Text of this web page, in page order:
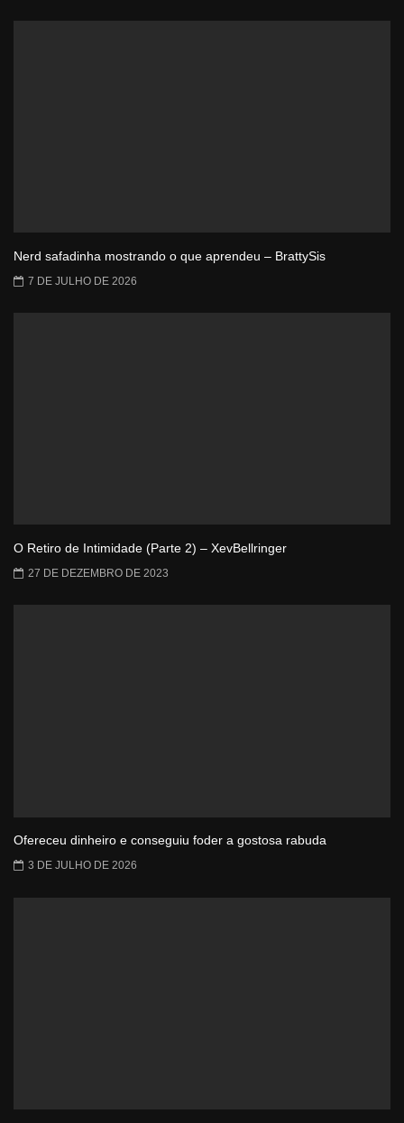
Nerd safadinha mostrando o que aprendeu – BrattySis
7 DE JULHO DE 2026
O Retiro de Intimidade (Parte 2) – XevBellringer
27 DE DEZEMBRO DE 2023
Ofereceu dinheiro e conseguiu foder a gostosa rabuda
3 DE JULHO DE 2026